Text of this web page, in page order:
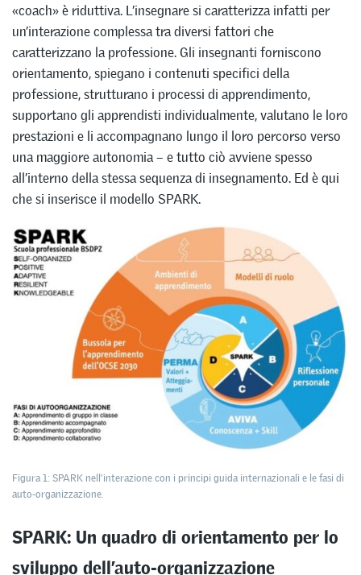
«coach» è riduttiva. L’insegnare si caratterizza infatti per
un’interazione complessa tra diversi fattori che
caratterizzano la professione. Gli insegnanti forniscono
orientamento, spiegano i contenuti specifici della
professione, strutturano i processi di apprendimento,
supportano gli apprendisti individualmente, valutano le loro
prestazioni e li accompagnano lungo il loro percorso verso
una maggiore autonomia – e tutto ciò avviene spesso
all’interno della stessa sequenza di insegnamento. Ed è qui
che si inserisce il modello SPARK.
Figura 1: SPARK nell’interazione con i principi guida internazionali e le fasi di
auto-organizzazione.
SPARK: Un quadro di orientamento per lo
sviluppo dell’auto-organizzazione